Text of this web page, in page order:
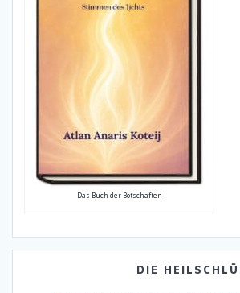
Das Buch der Botschaften
DIE